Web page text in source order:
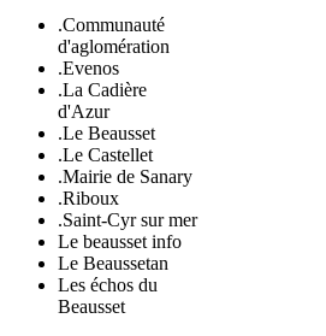
.Communauté
d'aglomération
.Evenos
.La Cadière
d'Azur
.Le Beausset
.Le Castellet
.Mairie de Sanary
.Riboux
.Saint-Cyr sur mer
Le beausset info
Le Beaussetan
Les échos du
Beausset